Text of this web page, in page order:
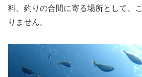
料。釣りの合間に寄る場所として、
りません。